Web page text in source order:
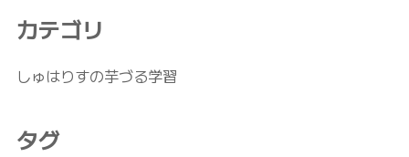
カテゴリ
しゅはりすの芋づる学習
タグ